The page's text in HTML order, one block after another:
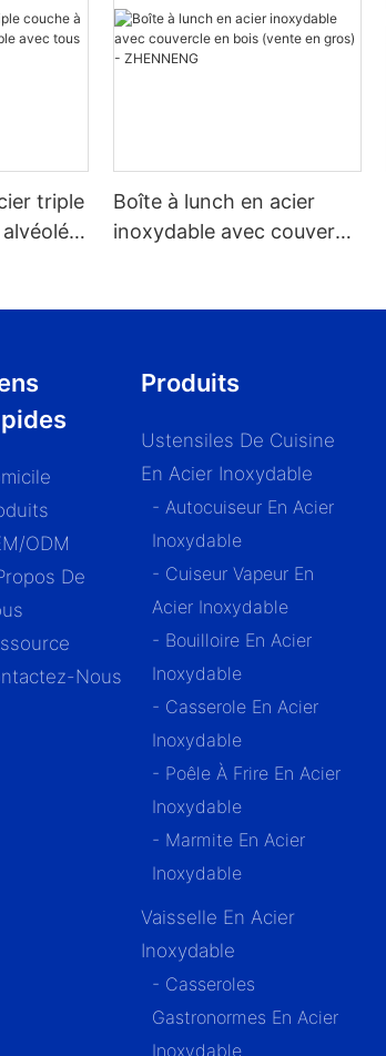
triple
Boîte à lunch en acier
inoxydable avec couvercle
ODM
De
Nous
Produits
Ustensiles De Cuisine
En Acier Inoxydable
- Autocuiseur En Acier
Inoxydable
- Cuiseur Vapeur En
Acier Inoxydable
- Bouilloire En Acier
Inoxydable
- Casserole En Acier
Inoxydable
- Poêle À Frire En Acier
Inoxydable
- Marmite En Acier
Inoxydable
Vaisselle En Acier
Inoxydable
- Casseroles
Gastronormes En Acier
Inoxydable